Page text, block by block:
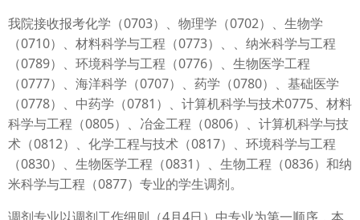
我院接收报考化学（0703）、物理学（0702）、生物学
（0710）、材料科学与工程（0773）、、纳米科学与工程
（0789）、环境科学与工程（0776）、生物医学工程
（0777）、海洋科学（0707）、药学（0780）、基础医学
（0778）、中药学（0781）、计算机科学与技术0775、材料
科学与工程（0805）、冶金工程（0806）、计算机科学与技
术（0812）、化学工程与技术（0817）、环境科学与工程
（0830）、生物医学工程（0831）、生物工程（0836）和纳
米科学与工程（0877）专业的学生调剂。